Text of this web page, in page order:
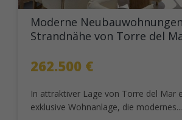
Moderne
Strandnähe von Torre del
262.500 €
In attraktiver Lage von Torre del Mar
exklusive Wohnanlage, die modernes...